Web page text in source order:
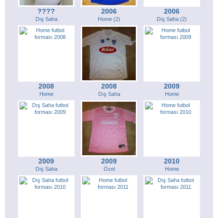
????
Dış Saha
2006
Home (2)
2006
Dış Saha (2)
2008
Home
2008
Dış Saha
2009
Home
2009
Dış Saha
2009
Özel
2010
Home